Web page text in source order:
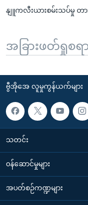
နျူကလီးယားစမ်းသပ်မှု တား
အခြားဖတ်ရှုစရာ
ဗွီအိုအေ လူမှုကွန်ယက်များ
သတင်း
၀န်ဆောင်မှုများ
အပတ်စဉ်ကဏ္ဍများ